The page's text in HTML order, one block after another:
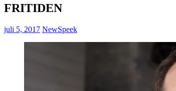
FRITIDEN
juli 5, 2017 NewSpeek